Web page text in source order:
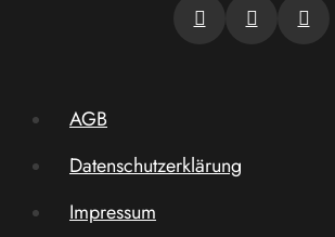
AGB
Datenschutzerklärung
Impressum